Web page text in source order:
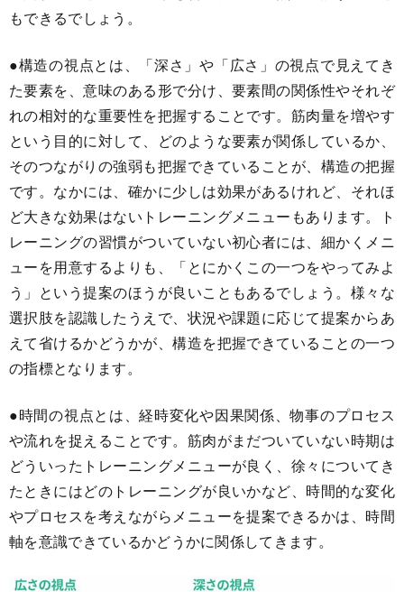
もできるでしょう。
●構造の視点とは、「深さ」や「広さ」の視点で見えてき
た要素を、意味のある形で分け、要素間の関係性やそれぞ
れの相対的な重要性を把握することです。筋肉量を増やす
という目的に対して、どのような要素が関係しているか、
そのつながりの強弱も把握できていることが、構造の把握
です。なかには、確かに少しは効果があるけれど、それほ
ど大きな効果はないトレーニングメニューもあります。ト
レーニングの習慣がついていない初心者には、細かくメニ
ューを用意するよりも、「とにかくこの一つをやってみよ
う」という提案のほうが良いこともあるでしょう。様々な
選択肢を認識したうえで、状況や課題に応じて提案からあ
えて省けるかどうかが、構造を把握できていることの一つ
の指標となります。
●時間の視点とは、経時変化や因果関係、物事のプロセス
や流れを捉えることです。筋肉がまだついていない時期は
どういったトレーニングメニューが良く、徐々についてき
たときにはどのトレーニングが良いかなど、時間的な変化
やプロセスを考えながらメニューを提案できるかは、時間
軸を意識できているかどうかに関係してきます。